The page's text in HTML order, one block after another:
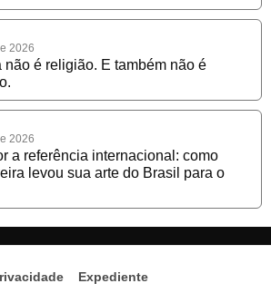
2026
não é religião. E também não é
2026
a referência internacional: como
levou sua arte do Brasil para o
Expediente